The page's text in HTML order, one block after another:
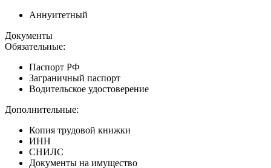
Аннуитетный
Документы
Обязательные:
Паспорт РФ
Заграничный паспорт
Водительское удостоверение
Дополнительные:
Копия трудовой книжки
ИНН
СНИЛС
Документы на имущество